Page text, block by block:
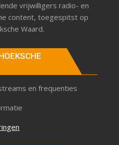
vrijwilligers radio- en
content, toegespitst op
Waard.
en frequenties